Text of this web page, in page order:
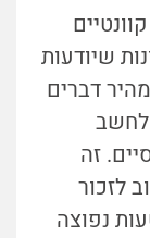
שיודעות
דברים
לחשב
זה
לזכור
נפוצה